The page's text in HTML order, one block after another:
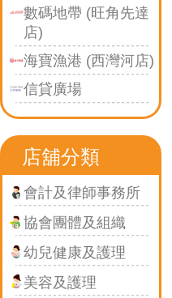
數碼地帶 (旺角先達
店)
海寶漁港 (西灣河店)
信貸廣場
店舖分類
會計及律師事務所
協會團體及組織
幼兒健康及護理
美容及護理